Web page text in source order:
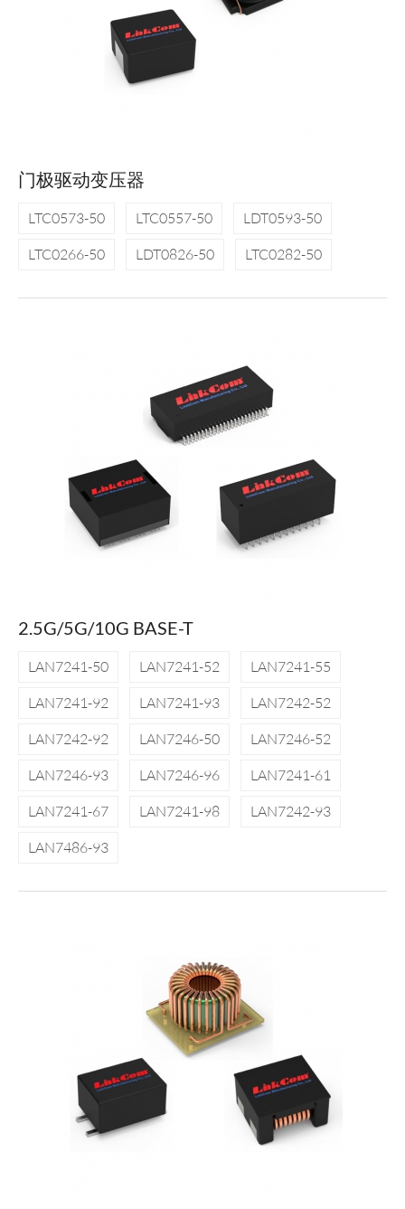
门极驱动变压器
LTC0573-50 LTC0557-50
LDT0593-50
LTC0266-50
LDT0826-50 LTC0282-50
2.5G/5G/10G BASE-T
LAN7241-50 LAN7241-52
LAN7241-55
LAN7241-92
LAN7241-93
LAN7242-52
LAN7242-92
LAN7246-50
LAN7246-52
LAN7246-93
LAN7246-96
LAN7241-61
LAN7241-67
LAN7241-98
LAN7242-93
LAN7486-93